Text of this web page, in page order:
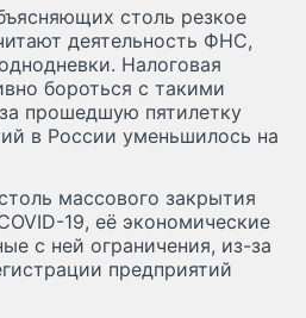
столь резкое
деятельность ФНС,
Налоговая
бороться с такими
прошедшую пятилетку
в России уменьшилось на
массового закрытия
19, её экономические
с ней ограничения, из-за
предприятий